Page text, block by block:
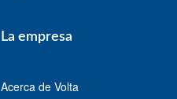
La empresa
Acerca de Volta